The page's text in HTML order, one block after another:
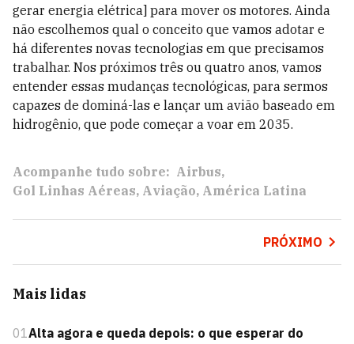
gerar energia elétrica] para mover os motores. Ainda
não escolhemos qual o conceito que vamos adotar e
há diferentes novas tecnologias em que precisamos
trabalhar. Nos próximos três ou quatro anos, vamos
entender essas mudanças tecnológicas, para sermos
capazes de dominá-las e lançar um avião baseado em
hidrogênio, que pode começar a voar em 2035.
Acompanhe tudo sobre: Airbus
Gol Linhas Aéreas Aviação América Latina
PRÓXIMO
Mais lidas
01Alta agora e queda depois: o que esperar do